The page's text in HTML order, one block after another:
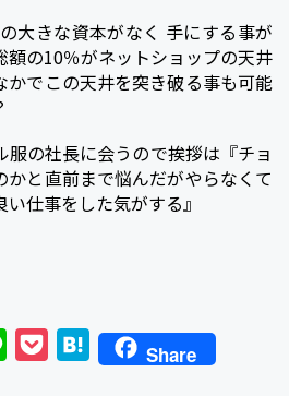
大きな資本がなく 手にする事が
額の10％がネットショップの天井
かでこの天井を突き破る事も可能
の社長に会うので挨拶は『チョ
かと直前まで悩んだがやらなくて
仕事をした気がする』
H
Share